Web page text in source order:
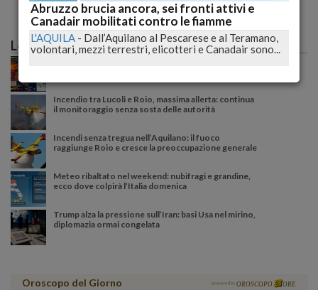
Le più lette
Incendio tra Lucoli e Roio, massima allerta: continua
il monitoraggio senza sosta delle autorità
Incendi senza tregua nell’Aquilano: il fuoco
raggiunge Roio e cresce la preoccupazione generale
Meteo ribaltato nel weekend: nubifragi e grandine,
ecco dove colpirà l’Italia domenica
Trump alza la pressione sull’Iran: basi Usa nel mirino,
diplomazia ormai congelata
Oroscopo del Giorno powered by OROSCOPO ORE
Abruzzo brucia ancora, sei fronti attivi e
Canadair mobilitati contro le fiamme
L'AQUILA - Dall’Aquilano al Pescarese e al Teramano,
volontari, mezzi terrestri, elicotteri e Canadair sono...